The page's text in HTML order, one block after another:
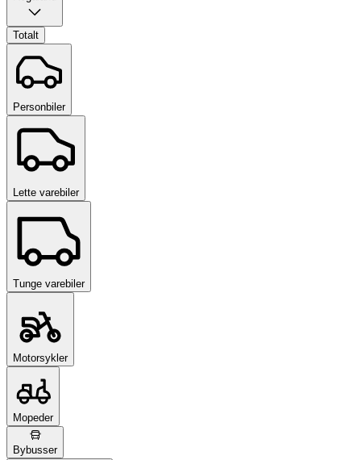
Totalt
Personbiler
Lette varebiler
Tunge varebiler
Motorsykler
Mopeder
Bybusser